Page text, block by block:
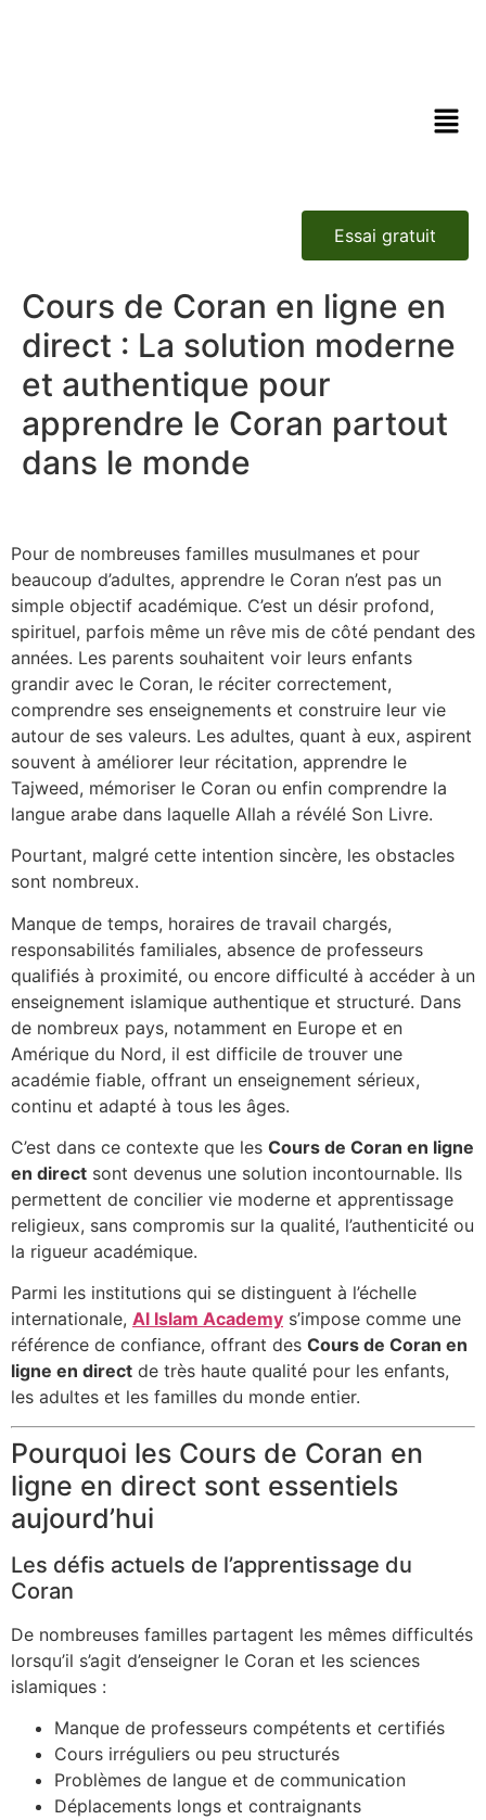
Essai gratuit
Cours de Coran en ligne en
direct : La solution moderne
et authentique pour
apprendre le Coran partout
dans le monde
Pour de nombreuses familles musulmanes et pour
beaucoup d’adultes, apprendre le Coran n’est pas un
simple objectif académique. C’est un désir profond,
spirituel, parfois même un rêve mis de côté pendant des
années. Les parents souhaitent voir leurs enfants
grandir avec le Coran, le réciter correctement,
comprendre ses enseignements et construire leur vie
autour de ses valeurs. Les adultes, quant à eux, aspirent
souvent à améliorer leur récitation, apprendre le
Tajweed, mémoriser le Coran ou enfin comprendre la
langue arabe dans laquelle Allah a révélé Son Livre.
Pourtant, malgré cette intention sincère, les obstacles
sont nombreux.
Manque de temps, horaires de travail chargés,
responsabilités familiales, absence de professeurs
qualifiés à proximité, ou encore difficulté à accéder à un
enseignement islamique authentique et structuré. Dans
de nombreux pays, notamment en Europe et en
Amérique du Nord, il est difficile de trouver une
académie fiable, offrant un enseignement sérieux,
continu et adapté à tous les âges.
C’est dans ce contexte que les Cours de Coran en ligne
en direct sont devenus une solution incontournable. Ils
permettent de concilier vie moderne et apprentissage
religieux, sans compromis sur la qualité, l’authenticité ou
la rigueur académique.
Parmi les institutions qui se distinguent à l’échelle
internationale, Al Islam Academy s’impose comme une
référence de confiance, offrant des Cours de Coran en
ligne en direct de très haute qualité pour les enfants,
les adultes et les familles du monde entier.
Pourquoi les Cours de Coran en
ligne en direct sont essentiels
aujourd’hui
Les défis actuels de l’apprentissage du
Coran
De nombreuses familles partagent les mêmes difficultés
lorsqu’il s’agit d’enseigner le Coran et les sciences
islamiques :
Manque de professeurs compétents et certifiés
Cours irréguliers ou peu structurés
Problèmes de langue et de communication
Déplacements longs et contraignants